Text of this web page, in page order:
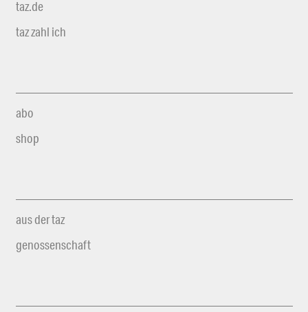
taz.de
taz zahl ich
abo
shop
aus der taz
genossenschaft